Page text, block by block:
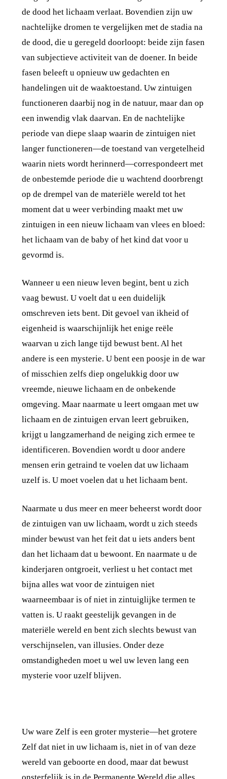
de dood het lichaam verlaat. Bovendien zijn uw
nachtelijke dromen te vergelijken met de stadia na
de dood, die u geregeld doorloopt: beide zijn fasen
van subjectieve activiteit van de doener. In beide
fasen beleeft u opnieuw uw gedachten en
handelingen uit de waaktoestand. Uw zintuigen
functioneren daarbij nog in de natuur, maar dan op
een inwendig vlak daarvan. En de nachtelijke
periode van diepe slaap waarin de zintuigen niet
langer functioneren—de toestand van vergetelheid
waarin niets wordt herinnerd—correspondeert met
de onbestemde periode die u wachtend doorbrengt
op de drempel van de materiële wereld tot het
moment dat u weer verbinding maakt met uw
zintuigen in een nieuw lichaam van vlees en bloed:
het lichaam van de baby of het kind dat voor u
gevormd is.
Wanneer u een nieuw leven begint, bent u zich
vaag bewust. U voelt dat u een duidelijk
omschreven iets bent. Dit gevoel van ikheid of
eigenheid is waarschijnlijk het enige reële
waarvan u zich lange tijd bewust bent. Al het
andere is een mysterie. U bent een poosje in de war
of misschien zelfs diep ongelukkig door uw
vreemde, nieuwe lichaam en de onbekende
omgeving. Maar naarmate u leert omgaan met uw
lichaam en de zintuigen ervan leert gebruiken,
krijgt u langzamerhand de neiging zich ermee te
identificeren. Bovendien wordt u door andere
mensen erin getraind te voelen dat uw lichaam
uzelf is. U moet voelen dat u het lichaam bent.
Naarmate u dus meer en meer beheerst wordt door
de zintuigen van uw lichaam, wordt u zich steeds
minder bewust van het feit dat u iets anders bent
dan het lichaam dat u bewoont. En naarmate u de
kinderjaren ontgroeit, verliest u het contact met
bijna alles wat voor de zintuigen niet
waarneembaar is of niet in zintuiglijke termen te
vatten is. U raakt geestelijk gevangen in de
materiële wereld en bent zich slechts bewust van
verschijnselen, van illusies. Onder deze
omstandigheden moet u wel uw leven lang een
mysterie voor uzelf blijven.
Uw ware Zelf is een groter mysterie—het grotere
Zelf dat niet in uw lichaam is, niet in of van deze
wereld van geboorte en dood, maar dat bewust
onsterfelijk is in de Permanente Wereld die alles